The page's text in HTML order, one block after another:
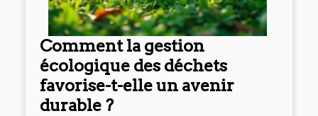
Comment la gestion
écologique des déchets
favorise-t-elle un avenir
durable ?